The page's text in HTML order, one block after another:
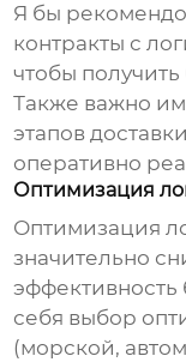
Я бы
контракты с
чтобы
Также важно
этапов
оперативно
Оптимизация
Оптимизация
значительно
эффективность
себя выбор
(морской,